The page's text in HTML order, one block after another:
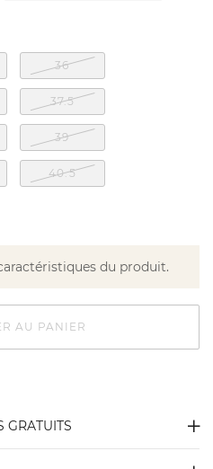
36
37.5
39
40.5
du produit.
AU PANIER
GRATUITS